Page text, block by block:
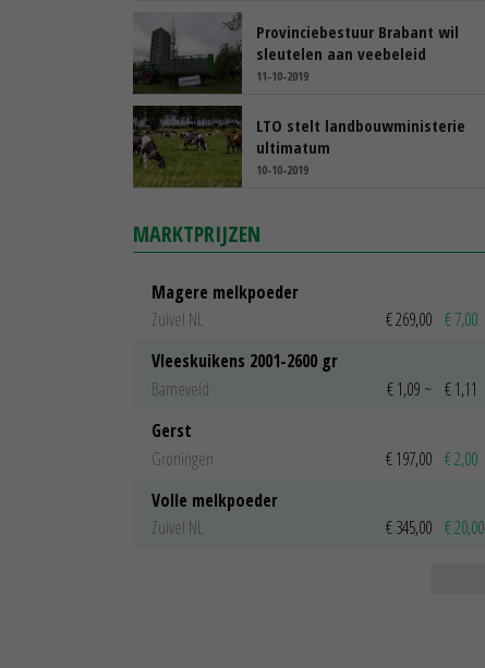
Provinciebestuur Brabant wil
sleutelen aan veebeleid
11-10-2019
LTO stelt landbouwministerie
ultimatum
10-10-2019
MARKTPRIJZEN
Magere melkpoeder
Zuivel NL
€ 269,00 € 7,00
Vleeskuikens 2001-2600 gr
Barneveld
€ 1,09 ~ € 1,11
Gerst
Groningen
€ 197,00 € 2,00
Volle melkpoeder
Zuivel NL
€ 345,00 € 20,00